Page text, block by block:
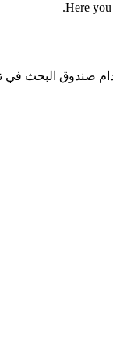
Here
صندوق البحث في